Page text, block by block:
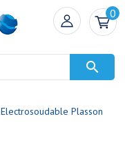
0

Electrosoudable Plasson